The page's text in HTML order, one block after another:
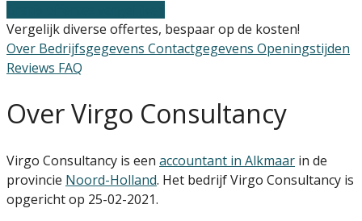
Vergelijk diverse offertes, bespaar op de kosten!
Over Bedrijfsgegevens Contactgegevens Openingstijden
Reviews FAQ
Over Virgo Consultancy
Virgo Consultancy is een accountant in Alkmaar in de
provincie Noord-Holland. Het bedrijf Virgo Consultancy is
opgericht op 25-02-2021.